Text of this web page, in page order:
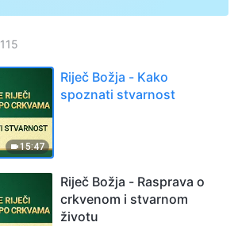
115
15:47
Riječ Božja - Kako
spoznati stvarnost
Riječ Božja - Rasprava o
crkvenom i stvarnom
životu